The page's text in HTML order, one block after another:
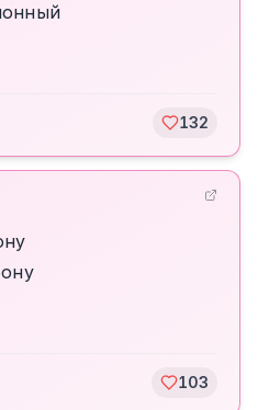
132
103